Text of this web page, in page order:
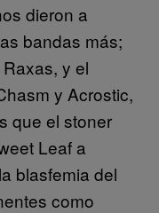
dieron a
bandas más;
y el
y Acrostic,
que el stoner
Leaf a
blasfemia del
como